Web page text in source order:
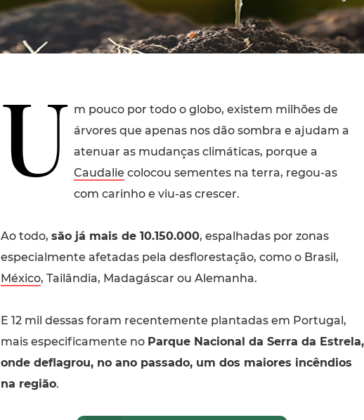
U m pouco por todo o globo, existem milhões de
árvores que apenas nos dão sombra e ajudam a
atenuar as mudanças climáticas, porque a
Caudalie colocou sementes na terra, regou-as
com carinho e viu-as crescer.
Ao todo, são já mais de 10.150.000, espalhadas por zonas
especialmente afetadas pela desflorestação, como o Brasil,
México, Tailândia, Madagáscar ou Alemanha.
E 12 mil dessas foram recentemente plantadas em Portugal,
mais especificamente no Parque Nacional da Serra da Estrela,
onde deflagrou, no ano passado, um dos maiores incêndios
na região.